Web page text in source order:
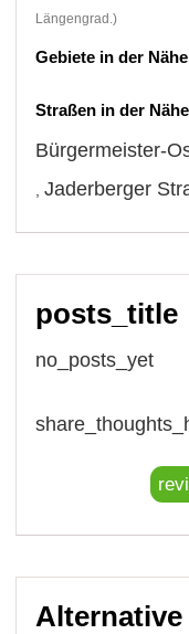
Längengrad.)
Gebiete in der Nähe
Straßen in der Nähe
Bürgermeister-
,Jaderberger
posts_title
no_posts_yet
Alternative